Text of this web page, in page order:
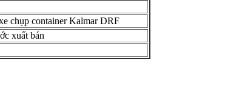
chụp container Kalmar DRF
xuất bán